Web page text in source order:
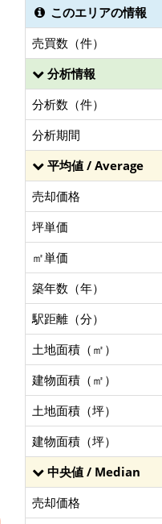
このエリアの情報
売買数（件）
分析情報
分析数（件）
分析期間
平均値 / Average
売却価格
坪単価
㎡単価
築年数（年）
駅距離（分）
土地面積（㎡）
建物面積（㎡）
土地面積（坪）
建物面積（坪）
中央値 / Median
売却価格